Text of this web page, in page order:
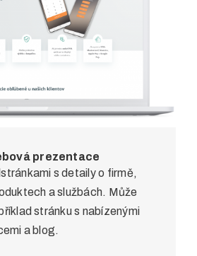
prezentace
s detaily o firmě,
a službách. Může
stránku s nabízenými
a blog.